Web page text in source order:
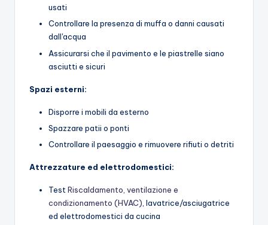
usati
Controllare la presenza di muffa o danni causati
dall'acqua
Assicurarsi che il pavimento e le piastrelle siano
asciutti e sicuri
Spazi esterni:
Disporre i mobili da esterno
Spazzare patii o ponti
Controllare il paesaggio e rimuovere rifiuti o detriti
Attrezzature ed elettrodomestici:
Test Riscaldamento, ventilazione e
condizionamento (HVAC) , lavatrice/asciugatrice
ed elettrodomestici da cucina